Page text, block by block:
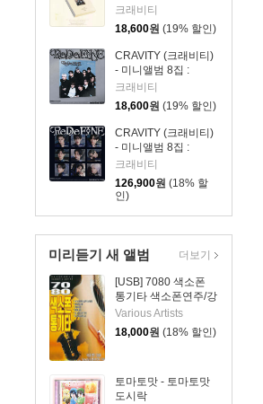
ReDeFINE [FINE
VER.]
크래비티
18,600원 (19% 할인)
CRAVITY (크래비티)
- 미니앨범 8집 :
ReDeFINE [redefine
VER.]
크래비티
18,600원 (19% 할인)
CRAVITY (크래비티)
- 미니앨범 8집 :
ReDeFINE
[DIGIPACK VER.][9종
SET]
크래비티
126,900원 (18% 할
인)
미리듣기 새 앨범
[USB] 7080 색소폰
통기타 색소폰연주/강
승용
Various Artists
18,000원 (18% 할인)
토마토맛 - 토마토맛
도시락
더보기